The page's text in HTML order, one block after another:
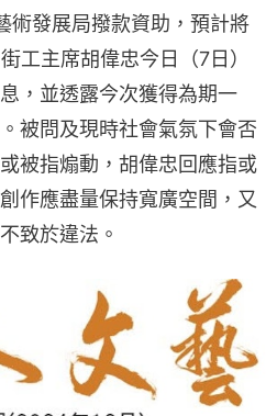
術發展局撥款資助，預計將
工主席胡偉忠今日（7日）
，並透露今次獲得為期一
被問及現時社會氣氛下會否
被指煽動，胡偉忠回應指或
作應盡量保持寬廣空間，又
致於違法。